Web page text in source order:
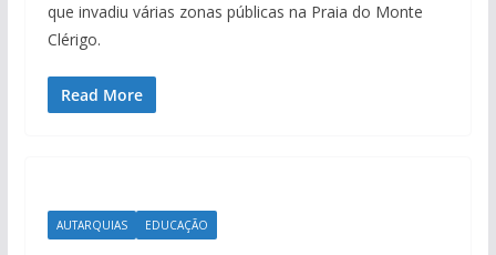
que invadiu várias zonas públicas na Praia do Monte
Clérigo.
Read More
AUTARQUIAS EDUCAÇÃO